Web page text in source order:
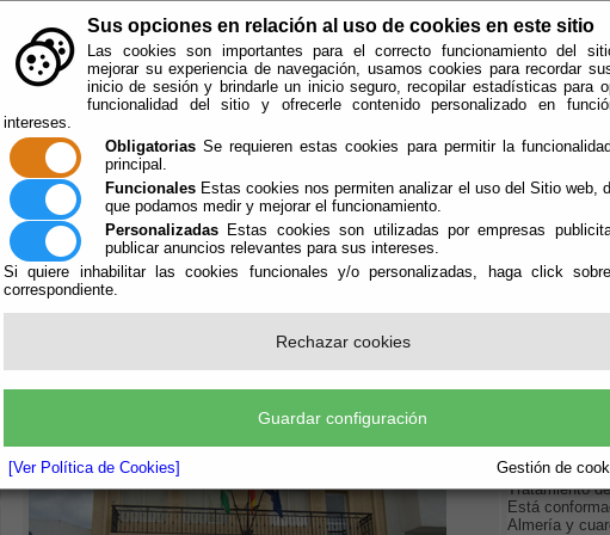
Sus opciones en relación al uso de cookies en este sitio
Las cookies son importantes para el correcto funcionamiento del
mejorar su experiencia de navegación, usamos cookies para recordar
inicio de sesión y brindarle un inicio seguro, recopilar estadísticas para
funcionalidad del sitio y ofrecerle contenido personalizado en
intereses.
Obligatorias Se requieren estas cookies para permitir la
principal.
Funcionales Estas cookies nos permiten analizar el uso del Sitio web,
que podamos medir y mejorar el funcionamiento.
Personalizadas Estas cookies son utilizadas por empresas
publicar anuncios relevantes para sus intereses.
Si quiere inhabilitar las cookies funcionales y/o personalizadas, haga click
correspondiente.
Rechazar cookies
Guardar configuración
[Ver Política de Cookies] Gestión de
Localización Quién Somos
Usted se encuentra aquí:
El Consorcio
recibe la
Vélez para la
Tratamiento
Está
Almería y